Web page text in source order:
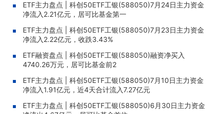
ETF主力盘点 | 科创50ETF工银(588050)7月24日主力资金
净流入2.21亿元，居可比基金第一
ETF主力盘点 | 科创50ETF工银(588050)7月23日主力资金
净流入2.22亿元，收跌3.43%
ETF融资盘点 | 科创50ETF工银(588050)融资净买入
4740.26万元，居可比基金前2
ETF主力盘点 | 科创50ETF工银(588050)7月10日主力资金
净流入1.91亿元，近4天合计流入7.27亿元
ETF主力盘点 | 科创50ETF工银(588050)6月30日主力资金